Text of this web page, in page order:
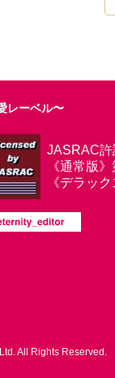
レーベル〜
JASRAC許
《通常版
《デラッ
All Rights Reserved.